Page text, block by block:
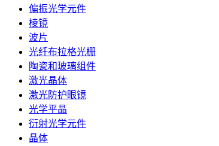
偏振光学元件
棱镜
波片
光纤布拉格光栅
陶瓷和玻璃组件
激光晶体
激光防护眼镜
光学平晶
衍射光学元件
晶体